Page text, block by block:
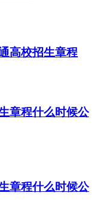
高校招生章程
章程什么时候公
章程什么时候公